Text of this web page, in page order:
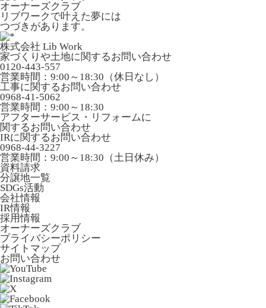
オーナーズクラブ
リブワークで叶えた夢には
つづきがあります。
株式会社 Lib Work
家づくりや土地に関するお問い合わせ
0120-443-557
営業時間：9:00～18:30（休日なし）
工事に関するお問い合わせ
0968-41-5062
営業時間：9:00～18:30
アフターサービス・リフォームに
関するお問い合わせ
IRに関するお問い合わせ
0968-44-3227
営業時間：9:00～18:30（土日休み）
資料請求
分譲地一覧
SDGs活動
会社情報
IR情報
採用情報
オーナーズクラブ
プライバシーポリシー
サイトマップ
お問い合わせ